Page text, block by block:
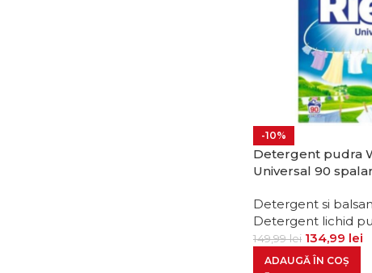
-10%
Detergent pudra
Universal 90
Detergent si
Detergent lichid
149,99lei 134,99 lei
ADAUGĂ ÎN COȘ